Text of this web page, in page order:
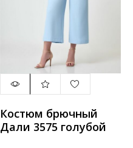
Костюм брючный
Дали 3575 голубой